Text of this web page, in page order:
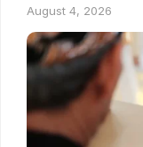
August 4, 2026